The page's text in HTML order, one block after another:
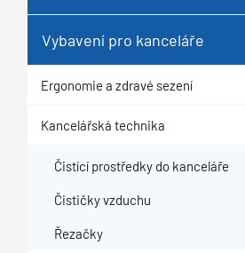
Vybavení pro kanceláře
Ergonomie a zdravé sezení
Kancelářská technika
Čistící prostředky do kanceláře
Čističky vzduchu
Řezačky